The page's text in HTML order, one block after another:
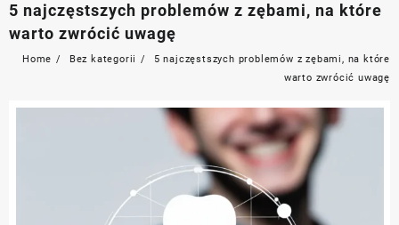
5 najczęstszych problemów z zębami, na które
warto zwrócić uwagę
Home Bez kategorii
5 najczęstszych problemów z zębami, na które
warto zwrócić uwagę